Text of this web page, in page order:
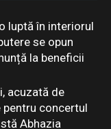
luptă în interiorul
se opun
la beneficii
acuzată de
pentru concertul
Abhazia